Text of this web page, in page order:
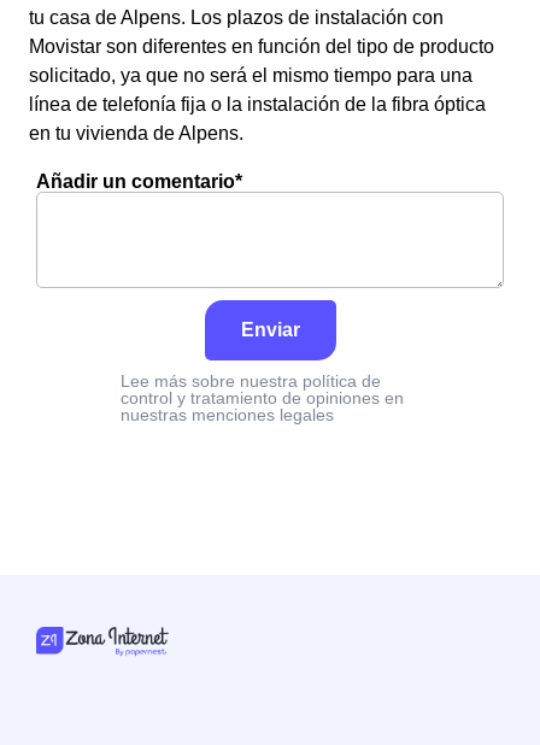
tu casa de Alpens. Los plazos de instalación con
Movistar son diferentes en función del tipo de producto
solicitado, ya que no será el mismo tiempo para una
línea de telefonía fija o la instalación de la fibra óptica
en tu vivienda de Alpens.
Añadir un comentario*
Enviar
Lee más sobre nuestra política de
control y tratamiento de opiniones en
nuestras menciones legales